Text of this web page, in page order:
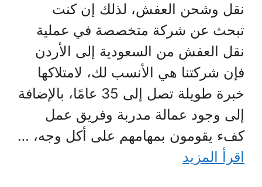
نقل وشحن العفش، لذلك إن كنت
تبحث عن شركة متخصصة في عملية
نقل العفش من السعودية إلى الأردن
فإن شركتنا هي الأنسب لك، لامتلاكها
خبرة طويلة تصل إلى 35 عامًا، بالإضافة
إلى وجود عمالة مدربة وفريق عمل
كفء يقومون بمهامهم على أكل وجه، …
اقرأ المزيد